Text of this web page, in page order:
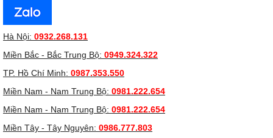
Hà Nội: 0932.268.131
Miền Bắc - Bắc Trung Bộ: 0949.324.322
TP. Hồ Chí Minh: 0987.353.550
Miền Nam - Nam Trung Bộ: 0981.222.654
Miền Nam - Nam Trung Bộ: 0981.222.654
Miền Tây - Tây Nguyên: 0986.777.803